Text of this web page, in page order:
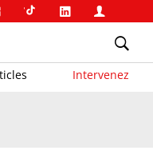
Intervenez